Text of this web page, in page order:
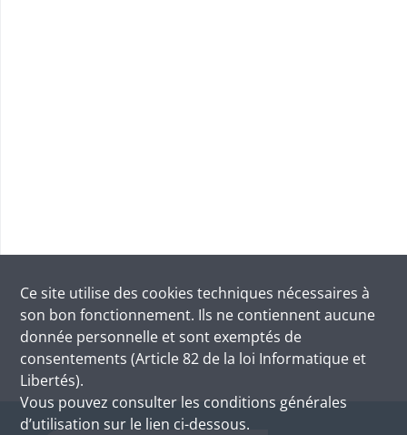
Ce site utilise des cookies techniques nécessaires à
son bon fonctionnement. Ils ne contiennent aucune
donnée personnelle et sont exemptés de
consentements (Article 82 de la loi Informatique et
Libertés).
Vous pouvez consulter les conditions générales
d’utilisation sur le lien ci-dessous.